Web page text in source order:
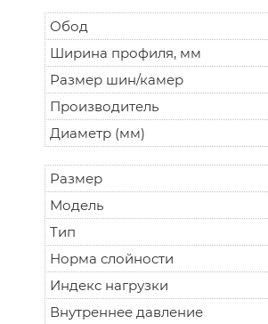
Обод
Ширина профиля, мм
Размер шин/камер
Производитель
Диаметр (мм)
Размер
Модель
Тип
Норма слойности
Индекс нагрузки
Внутреннее давление